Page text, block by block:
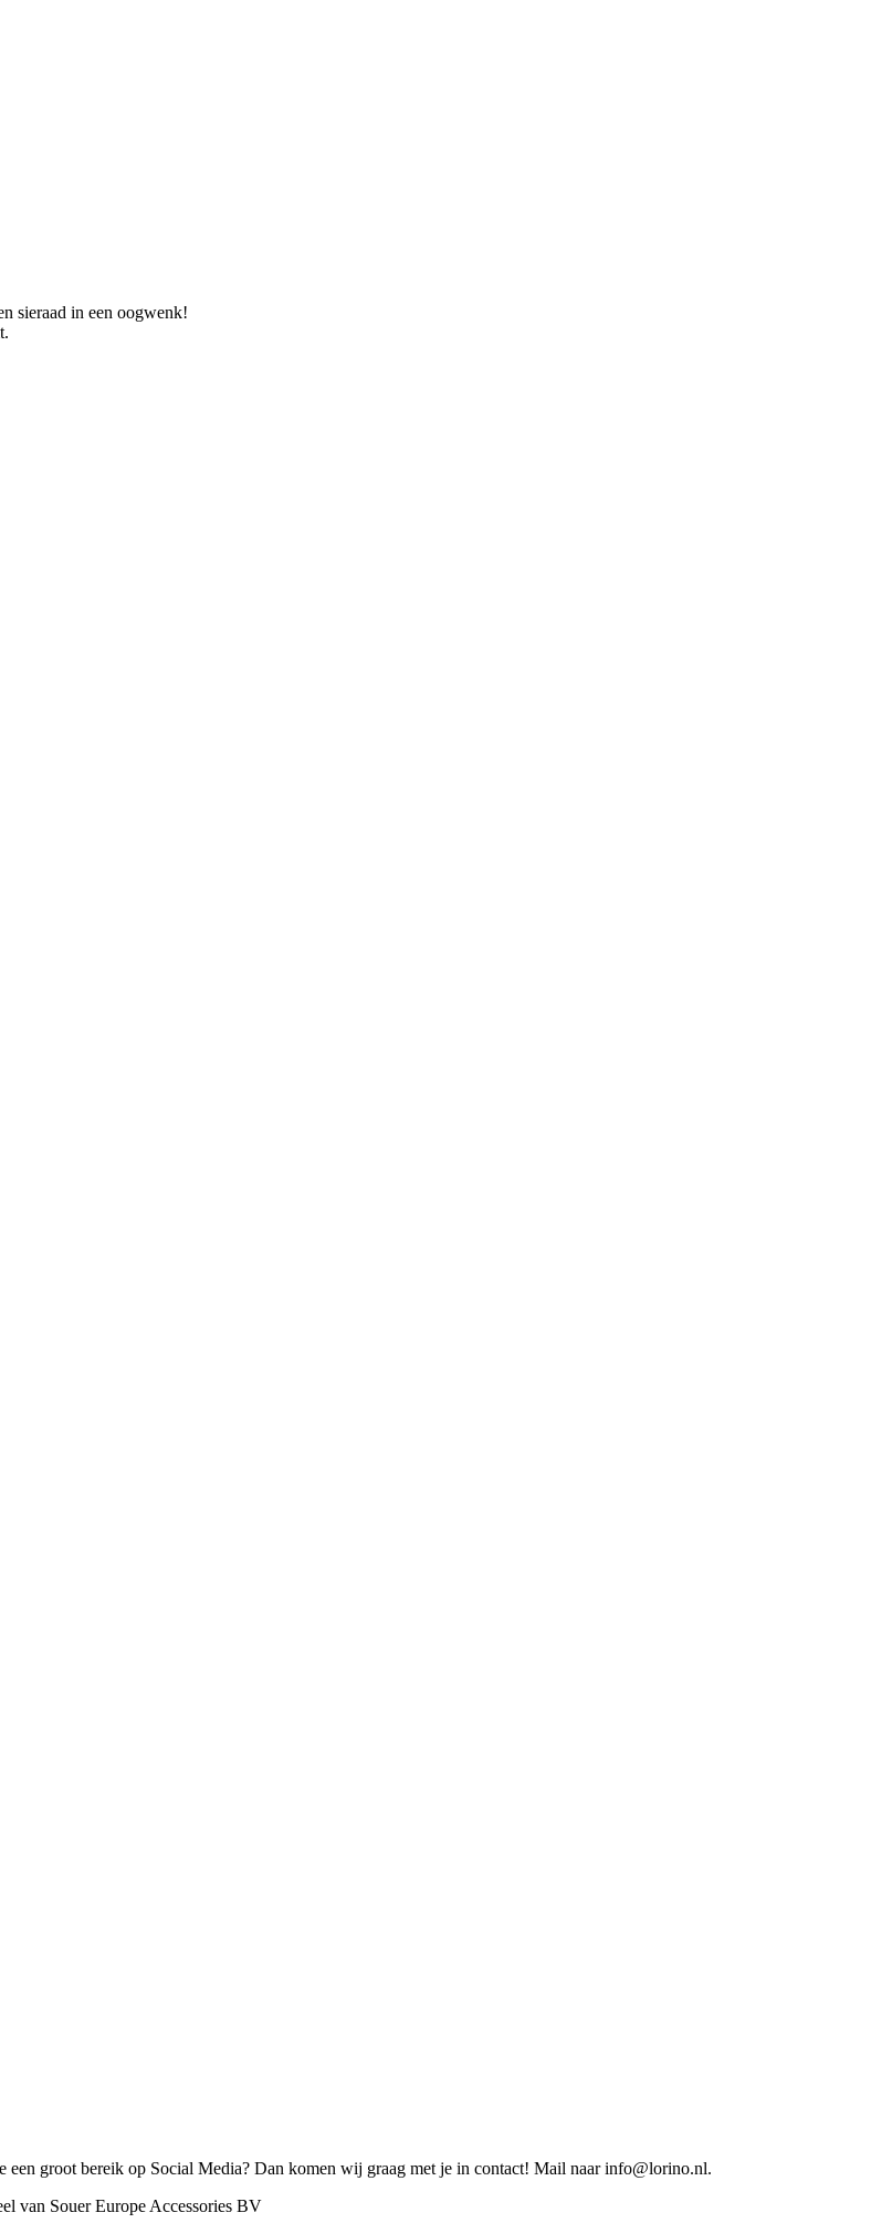
sieraad in een oogwenk!
groot bereik op Social Media? Dan komen wij graag met je in contact! Mail naar info@lorino.nl.
van Souer Europe Accessories BV